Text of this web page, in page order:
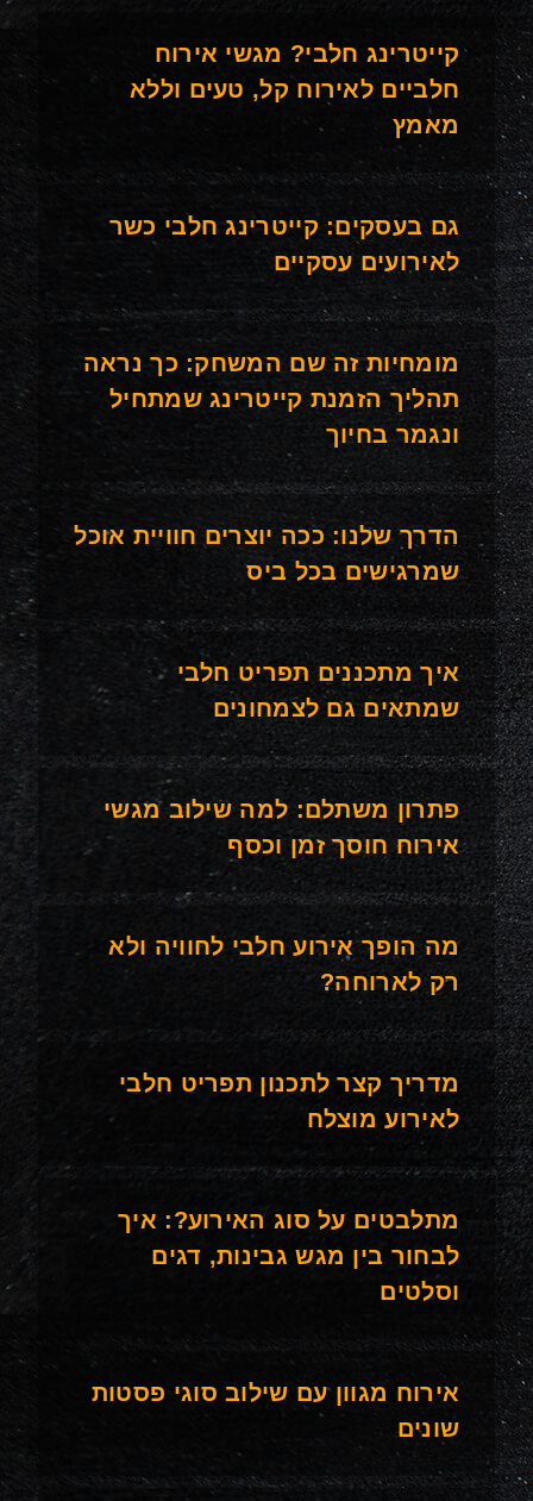
קייטרינג חלבי? מגשי אירוח
חלביים לאירוח קל, טעים וללא
מאמץ
גם בעסקים: קייטרינג חלבי כשר
לאירועים עסקיים
מומחיות זה שם המשחק: כך נראה
תהליך הזמנת קייטרינג שמתחיל
ונגמר בחיוך
הדרך שלנו: ככה יוצרים חוויית אוכל
שמרגישים בכל ביס
איך מתכננים תפריט חלבי
שמתאים גם לצמחונים
פתרון משתלם: למה שילוב מגשי
אירוח חוסך זמן וכסף
מה הופך אירוע חלבי לחוויה ולא
רק לארוחה?
מדריך קצר לתכנון תפריט חלבי
לאירוע מוצלח
מתלבטים על סוג האירוע?: איך
לבחור בין מגש גבינות, דגים
וסלטים
אירוח מגוון עם שילוב סוגי פסטות
שונים